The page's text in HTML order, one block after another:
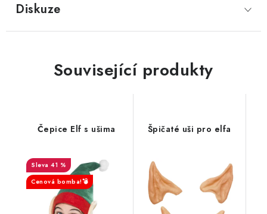
Diskuze
Související produkty
Čepice Elf s ušima
41 %
Cenová bomba!💣
Špičaté uši pro elfa